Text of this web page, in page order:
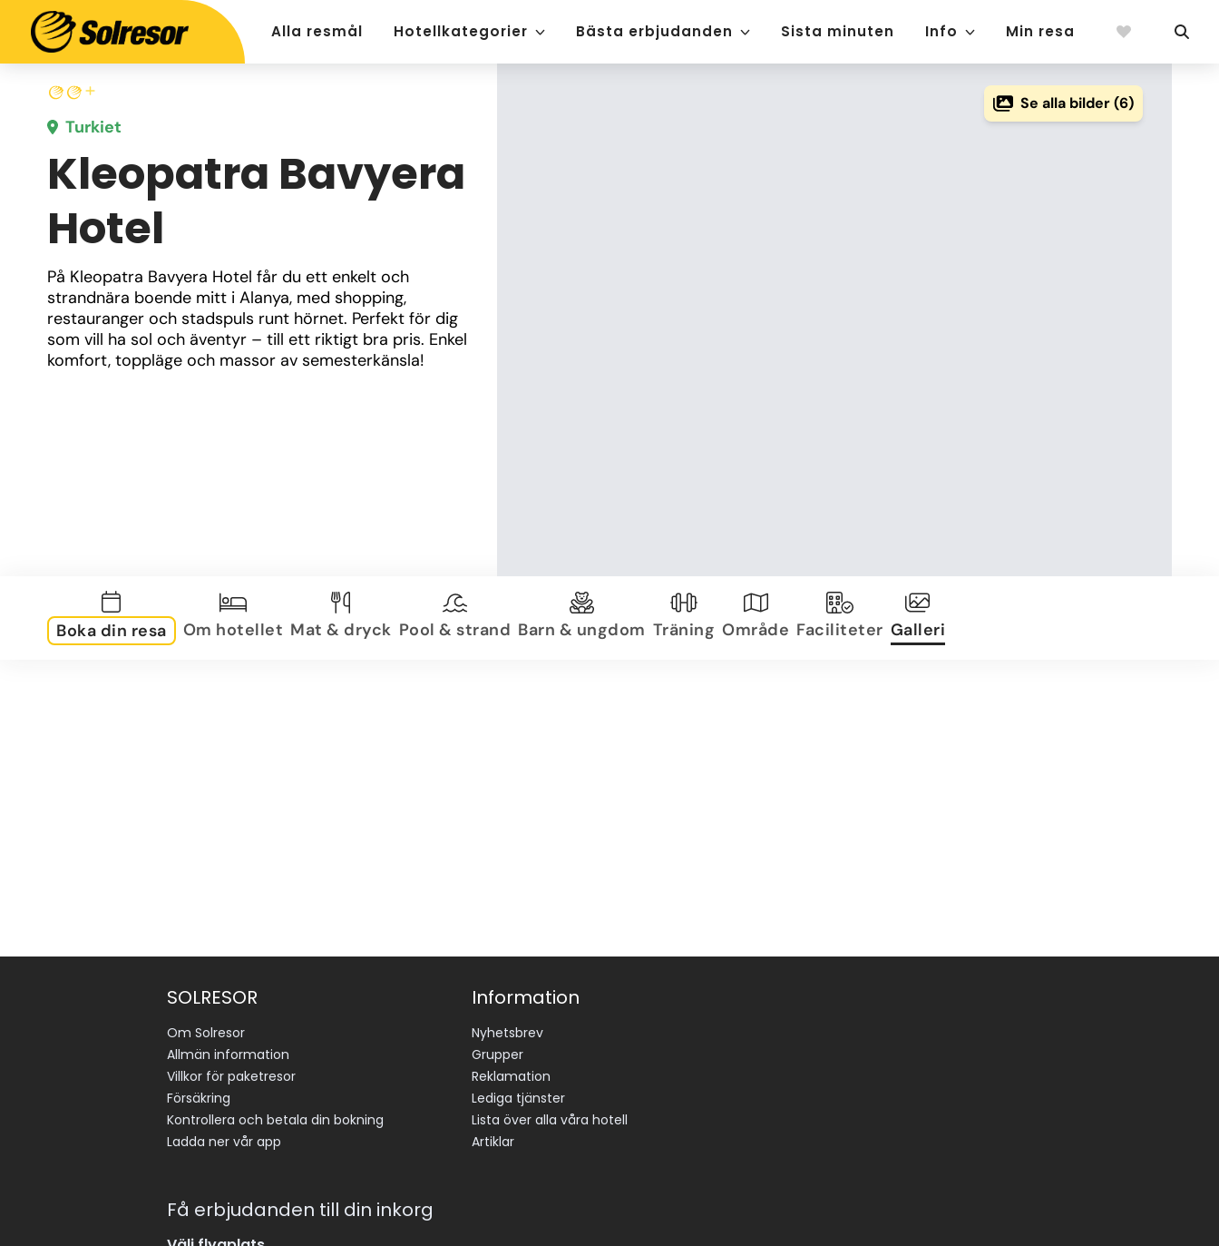
Alla resmål Hotellkategorier Bästa erbjudanden Sista minuten Info Min resa
Turkiet
Kleopatra Bavyera
Hotel
På Kleopatra Bavyera Hotel får du ett enkelt och
strandnära boende mitt i Alanya, med shopping,
restauranger och stadspuls runt hörnet. Perfekt för dig
som vill ha sol och äventyr – till ett riktigt bra pris. Enkel
komfort, toppläge och massor av semesterkänsla!
Se alla bilder (6)
Boka din resa Om hotellet Mat & dryck Pool & strand Barn & ungdom Träning Område Faciliteter Galleri
SOLRESOR
Om Solresor
Allmän information
Villkor för paketresor
Försäkring
Kontrollera och betala din bokning
Ladda ner vår app
Information
Nyhetsbrev
Grupper
Reklamation
Lediga tjänster
Lista över alla våra hotell
Artiklar
Få erbjudanden till din inkorg